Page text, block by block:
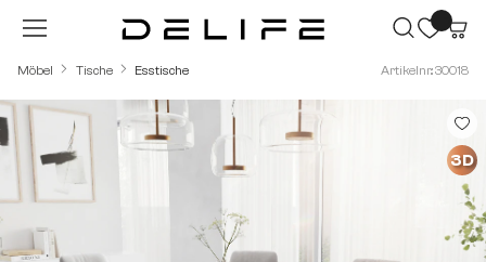
Zum Hauptinhalt springen
Möbel Tische Esstische Artikelnr.: 30018
Bildergalerie überspringen
3D